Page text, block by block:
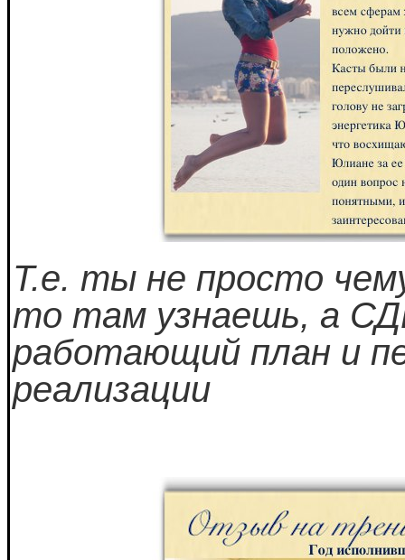
Т.е. ты не просто
то там узнаешь, а
работающий план и
реализации